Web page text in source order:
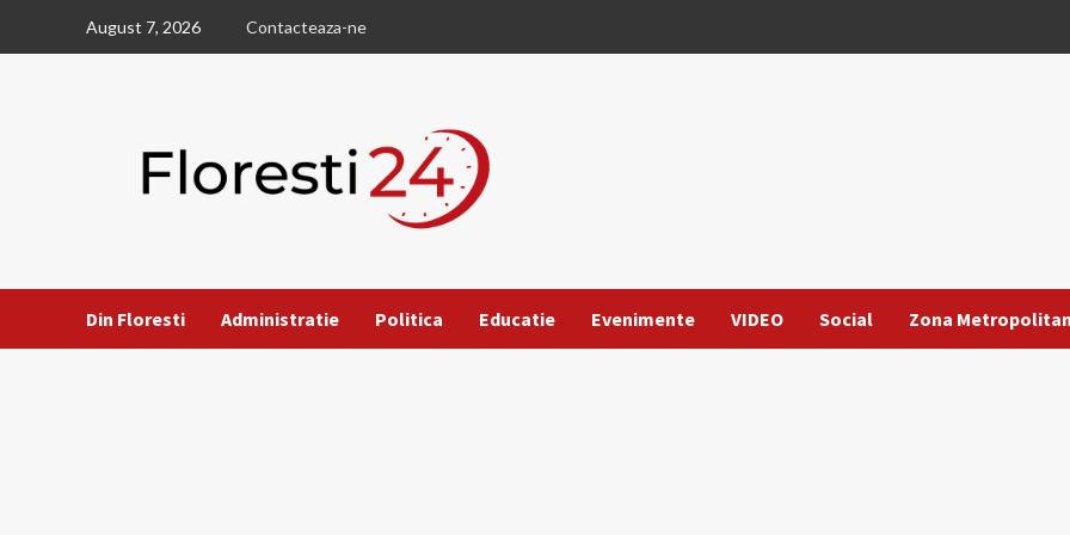
August 7, 2026 Contacteaza-ne
Din Floresti Administratie Politica Educatie Evenimente VIDEO Social Zona